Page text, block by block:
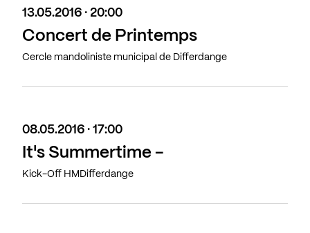
13.05.2016 · 20:00
Concert de Printemps
Cercle mandoliniste municipal de Differdange
08.05.2016 · 17:00
It's Summertime -
Kick-Off HMDifferdange